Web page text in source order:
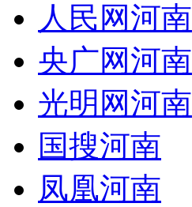
人民网河南
央广网河南
光明网河南
国搜河南
凤凰河南